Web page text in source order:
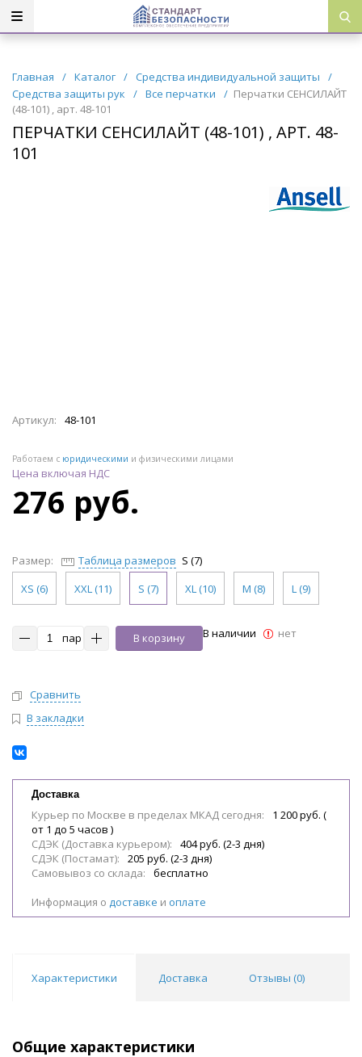
Главная / Каталог / Средства индивидуальной защиты
/
Средства защиты рук
/ Все перчатки / Перчатки СЕНСИЛАЙТ
(48-101) , арт. 48-101
ПЕРЧАТКИ СЕНСИЛАЙТ (48-101) , АРТ. 48-
101
Артикул: 48-101
Работаем с юридическими и физическими лицами
Цена включая НДС
276 руб.
Размер: Таблица размеров S (7)
XS (6)
XXL (11) S (7) XL (10) M (8) L (9)
пар В корзину В наличии нет
Сравнить
В закладки
Доставка
Курьер по Москве в пределах МКАД сегодня:
1 200 руб. (
от 1 до 5 часов )
СДЭК (Доставка курьером):
404 руб. (2-3 дня)
СДЭК (Постамат):
205 руб. (2-3 дня)
Самовывоз со склада:
бесплатно
Информация о доставке и оплате
Характеристики Доставка Отзывы (0)
Общие характеристики